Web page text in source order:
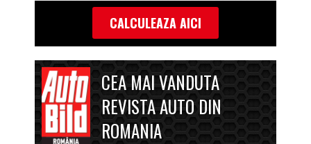
CALCULEAZA AICI
CEA MAI VANDUTA
REVISTA AUTO DIN
ROMANIA